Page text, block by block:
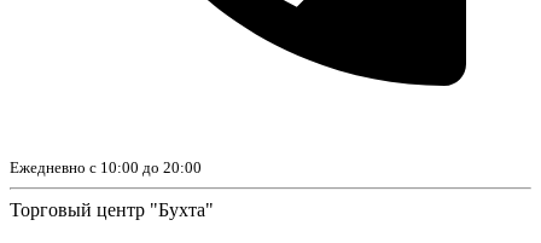
Ежедневно с 10:00 до 20:00
Торговый центр "Бухта"